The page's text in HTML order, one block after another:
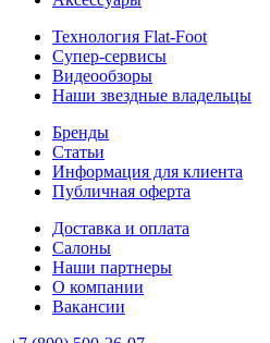
Технология Flat-Foot
Супер-сервисы
Видеообзоры
Наши звездные владельцы
Бренды
Статьи
Информация для клиента
Публичная оферта
Доставка и оплата
Салоны
Наши партнеры
О компании
Вакансии